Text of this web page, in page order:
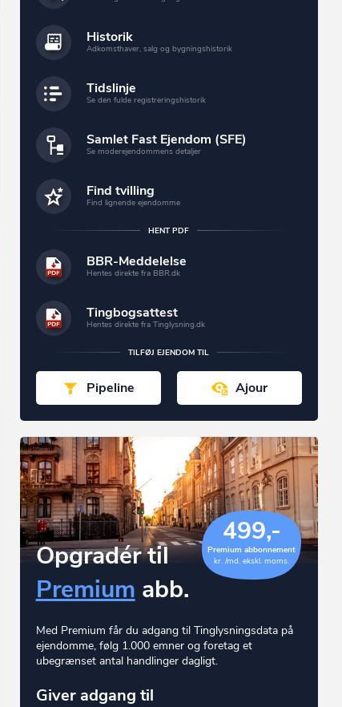
Historik
Adkomsthaver, salg og bygningshistorik
Tidslinje
Se den fulde registreringshistorik
Samlet Fast Ejendom (SFE)
Se moderejendommens detaljer
Find tvilling
Find lignende ejendomme
HENT PDF
BBR-Meddelelse
Hentes direkte fra BBR.dk
Tingbogsattest
Hentes direkte fra Tinglysning.dk
TILFØJ EJENDOM TIL
Pipeline Ajour
499,-
Premium abbonnement
kr. /md. ekskl. moms.
Opgradér til
Premium abb.
Med Premium får du adgang til Tinglysningsdata på
ejendomme, følg 1.000 emner og foretag et
ubegrænset antal handlinger dagligt.
Giver adgang til